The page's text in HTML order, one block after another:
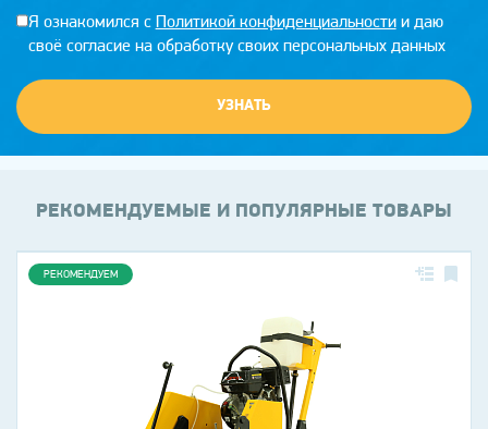
Я ознакомился с Политикой конфиденциальностии даю
своё согласие на обработку своих персональных данных
УЗНАТЬ
РЕКОМЕНДУЕМЫЕ И ПОПУЛЯРНЫЕ ТОВАРЫ
РЕКОМЕНДУЕМ